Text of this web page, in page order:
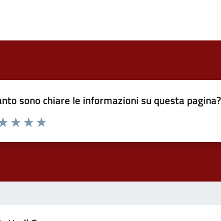
sono chiare le informazioni su questa pagina?
da 1 a 5 stelle la pagina